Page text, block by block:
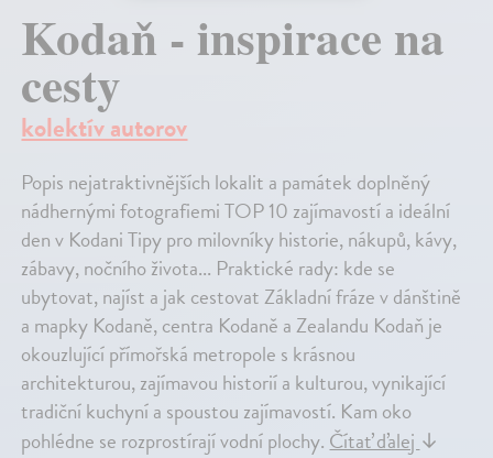
Kodaň - inspirace na
cesty
kolektív autorov
Popis nejatraktivnějších lokalit a památek doplněný
nádhernými fotografiemi TOP 10 zajímavostí a ideální
den v Kodani Tipy pro milovníky historie, nákupů, kávy,
zábavy, nočního života... Praktické rady: kde se
ubytovat, najíst a jak cestovat Základní fráze v dánštině
a mapky Kodaně, centra Kodaně a Zealandu Kodaň je
okouzlující přímořská metropole s krásnou
architekturou, zajímavou historií a kulturou, vynikající
tradiční kuchyní a spoustou zajímavostí. Kam oko
pohlédne se rozprostírají vodní plochy.Čítať ďalej↓